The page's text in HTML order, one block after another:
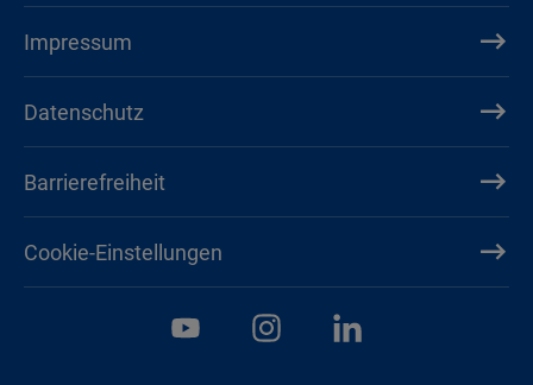
Impressum
Datenschutz
Barrierefreiheit
Cookie-Einstellungen